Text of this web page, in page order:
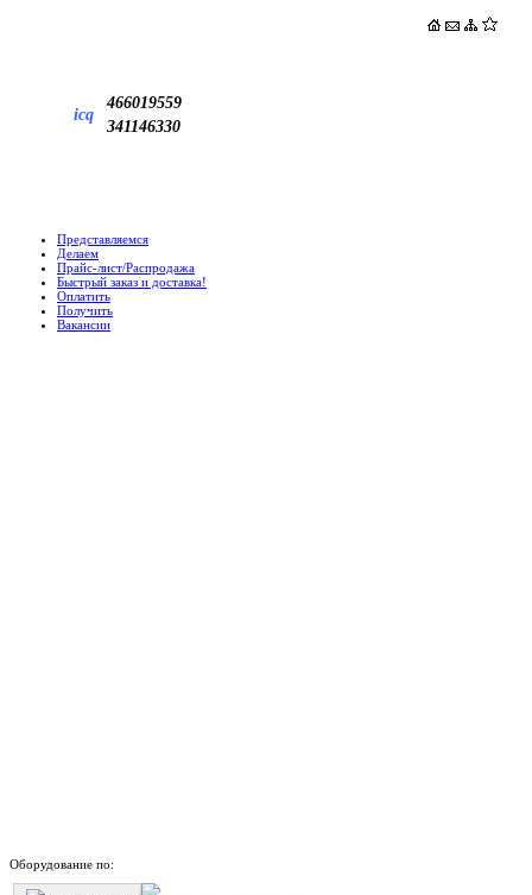
icq
466019559
341146330
Представляемся
Делаем
Прайс-лист/Распродажа
Быстрый заказ и доставка!
Оплатить
Получить
Вакансии
Оборудование по: